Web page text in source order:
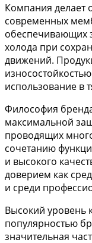
Компания делает
современных
обеспечивающих
холода при
движений.
использование в
Философия
максимальной
проводящих
сочетанию
и высокого
доверием как
и среди
Высокий уровень
популярностью
значительная